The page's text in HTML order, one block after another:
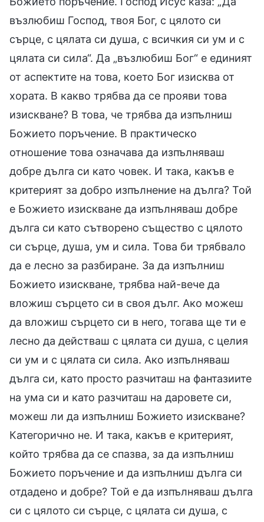
възлюбиш Господ, твоя Бог, с цялото си
сърце, с цялата си душа, с всичкия си ум и с
цялата си сила“. Да „възлюбиш Бог“ е единият
от аспектите на това, което Бог изисква от
хората. В какво трябва да се прояви това
изискване? В това, че трябва да изпълниш
Божието поръчение. В практическо
отношение това означава да изпълняваш
добре дълга си като човек. И така, какъв е
критерият за добро изпълнение на дълга? Той
е Божието изискване да изпълняваш добре
дълга си като сътворено същество с цялото
си сърце, душа, ум и сила. Това би трябвало
да е лесно за разбиране. За да изпълниш
Божието изискване, трябва най-вече да
вложиш сърцето си в своя дълг. Ако можеш
да вложиш сърцето си в него, тогава ще ти е
лесно да действаш с цялата си душа, с целия
си ум и с цялата си сила. Ако изпълняваш
дълга си, като просто разчиташ на фантазиите
на ума си и като разчиташ на даровете си,
можеш ли да изпълниш Божието изискване?
Категорично не. И така, какъв е критерият,
който трябва да се спазва, за да изпълниш
Божието поръчение и да изпълниш дълга си
отдадено и добре? Той е да изпълняваш дълга
си с цялото си сърце, с цялата си душа, с